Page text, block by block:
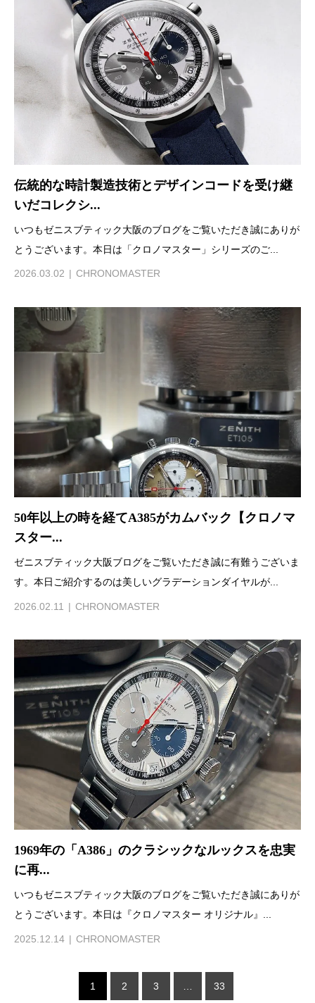
伝統的な時計製造技術とデザインコードを受け継
いだコレクシ...
いつもゼニスブティック大阪のブログをご覧いただき誠にありが
とうございます。本日は「クロノマスター」シリーズのご...
2026.03.02 CHRONOMASTER
50年以上の時を経てA385がカムバック【クロノマ
スター...
ゼニスブティック大阪ブログをご覧いただき誠に有難うございま
す。本日ご紹介するのは美しいグラデーションダイヤルが...
2026.02.11 CHRONOMASTER
1969年の「A386」のクラシックなルックスを忠実
に再...
いつもゼニスブティック大阪のブログをご覧いただき誠にありが
とうございます。本日は『クロノマスター オリジナル』...
2025.12.14 CHRONOMASTER
1 2 3 … 33